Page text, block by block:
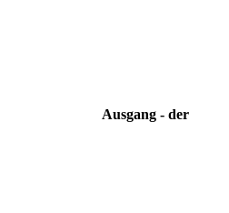
Ausgang - der